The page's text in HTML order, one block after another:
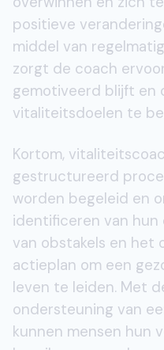
positieve
middel van
zorgt de coach
gemotiveerd blijft en
vitaliteitsdoelen te
Kortom,
gestructureerd
worden begeleid en
identificeren van hun
van obstakels en het
actieplan om een
leven te leiden. Met
ondersteuning van
kunnen mensen hun